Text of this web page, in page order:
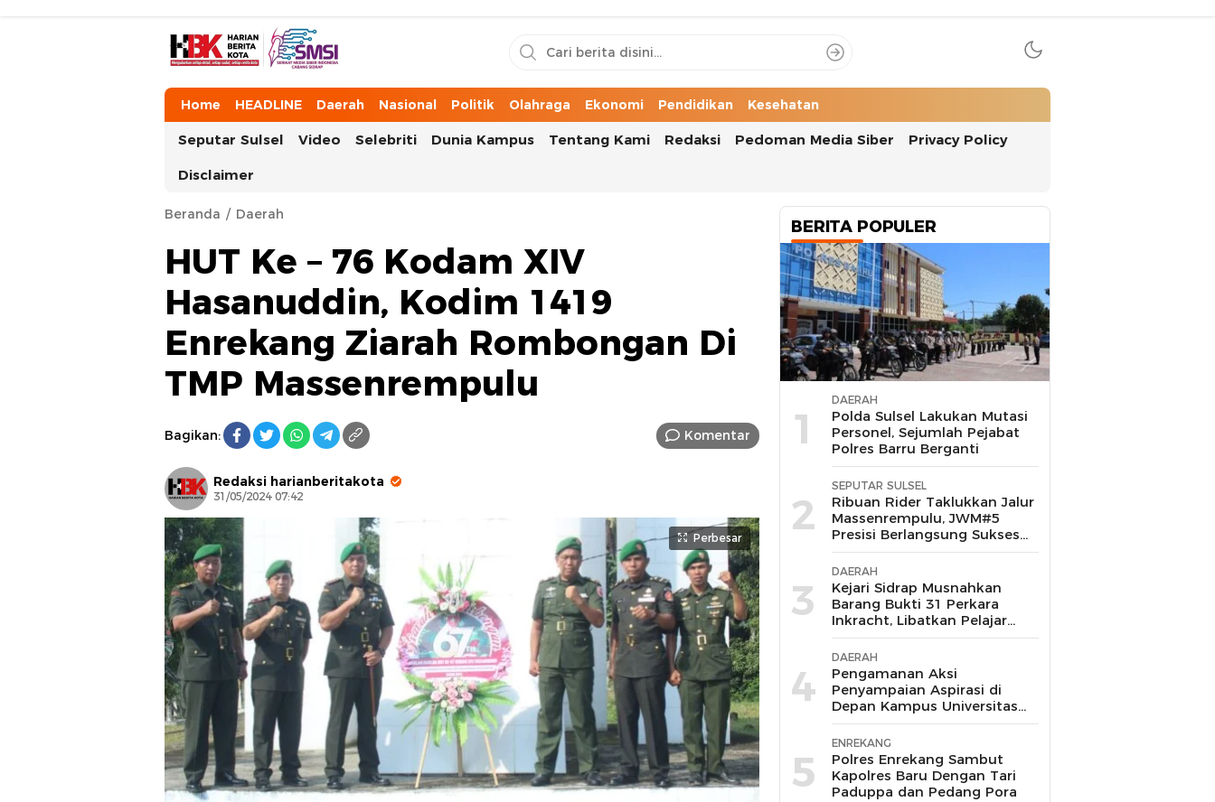
HarianBeritaKota
Mengabarkan Setiap Detil, Sudut, dan Cerita Kota
Home HEADLINE Daerah Nasional Politik Olahraga Ekonomi Pendidikan Kesehatan
Seputar Sulsel Video Selebriti Dunia Kampus Tentang Kami Redaksi Pedoman Media Siber Privacy Policy
Disclaimer
Beranda Daerah
HUT Ke – 76 Kodam XIV
Hasanuddin, Kodim 1419
Enrekang Ziarah Rombongan Di
TMP Massenrempulu
Bagikan: Komentar
Redaksi harianberitakota
31/05/2024 07:42
Perbesar
BERITA POPULER
1
DAERAH
Polda Sulsel Lakukan Mutasi
Personel, Sejumlah Pejabat
Polres Barru Berganti
2
SEPUTAR SULSEL
Ribuan Rider Taklukkan Jalur
Massenrempulu, JWM#5
Presisi Berlangsung Sukses
dan Kondusif
3
DAERAH
Kejari Sidrap Musnahkan
Barang Bukti 31 Perkara
Inkracht, Libatkan Pelajar
untuk Edukasi Bahaya
Narkoba
4
DAERAH
Pengamanan Aksi
Penyampaian Aspirasi di
Depan Kampus Universitas
Muhammadiyah Barru
Berlangsung Aman dan
Kondusif
5
ENREKANG
Polres Enrekang Sambut
Kapolres Baru Dengan Tari
Paduppa dan Pedang Pora